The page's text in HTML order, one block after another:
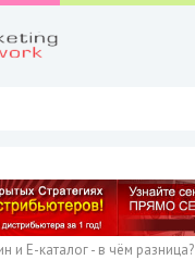
и Е-каталог - в чём разница?